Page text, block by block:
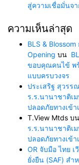
สู่ความเชื่อมั่นจ
ความเห็นล่าสุด
BLS &
Opening บน
ขอบคุณคนไข้ พ
แบบครบวงจร
ประเสริฐ สุวรร
ร.ร.นานาชาติเ
ปลอดภัยทางเข้า
T.View Mtds บน
ร.ร.นานาชาติเ
ปลอดภัยทางเข้า
OR จับมือ ไทย
ยั่งยืน (SAF) สำ